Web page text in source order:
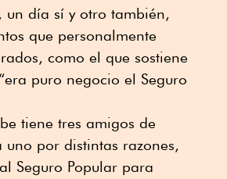
día sí y otro también,
que personalmente
como el que sostiene
puro negocio el Seguro
tiene tres amigos de
uno por distintas razones,
Seguro Popular para